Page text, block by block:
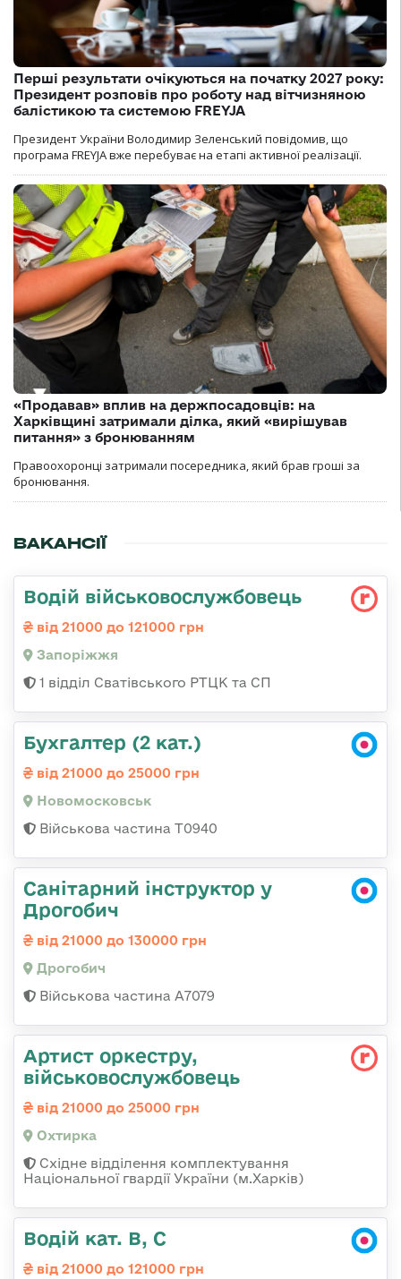
Перші результати очікуються на початку 2027 року:
Президент розповів про роботу над вітчизняною
балістикою та системою FREYJA
Президент України Володимир Зеленський повідомив, що
програма FREYJA вже перебуває на етапі активної реалізації.
«Продавав» вплив на держпосадовців: на
Харківщині затримали ділка, який «вирішував
питання» з бронюванням
Правоохоронці затримали посередника, який брав гроші за
бронювання.
ВАКАНСІЇ
Водій військовослужбовець
від 21000 до 121000 грн
Запоріжжя
1 відділ Сватівського РТЦК та СП
Бухгалтер (2 кат.)
від 21000 до 25000 грн
Новомосковськ
Військова частина Т0940
Санітарний інструктор у
Дрогобич
від 21000 до 130000 грн
Дрогобич
Військова частина А7079
Артист оркестру,
військовослужбовець
від 21000 до 25000 грн
Охтирка
Східне відділення комплектування
Національної гвардії України (м.Харків)
Водій кат. В, С
від 21000 до 121000 грн